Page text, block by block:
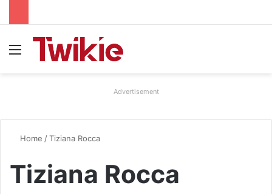
Advertisement
Home /Tiziana Rocca
Tiziana Rocca